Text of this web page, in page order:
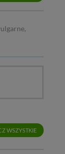
WSZYSTKIE